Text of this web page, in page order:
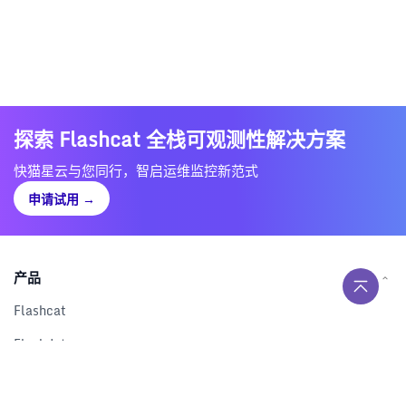
探索 Flashcat 全栈可观测性解决方案
快猫星云与您同行，智启运维监控新范式
申请试用 →
产品
Flashcat
Flashduty